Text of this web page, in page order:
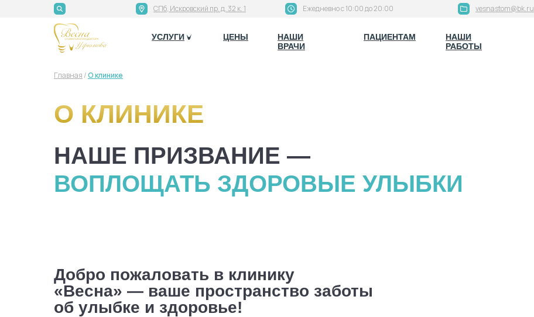
Ежедневно с 10:00 до 20:00
СПб, Искровский пр. д. 32 к. 1 vesnastom@bk.ru
УСЛУГИ
УСЛУГИ ЦЕНЫ
ЦЕНЫ
НАШИ
ВРАЧИ
НАШИ
ВРАЧИ
ПАЦИЕНТАМ
ПАЦИЕНТАМ
НАШИ
РАБОТЫ
НАШИ
РАБОТЫ
Главная /О клинике
О КЛИНИКЕ
НАШЕ ПРИЗВАНИЕ —
ВОПЛОЩАТЬ ЗДОРОВЫЕ УЛЫБКИ
Добро пожаловать в клинику
«Весна» — ваше пространство заботы
об улыбке и здоровье!